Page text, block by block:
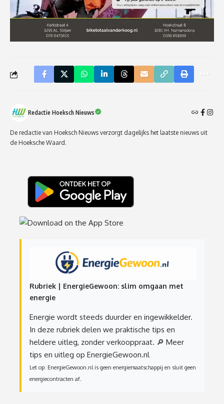
Redactie Hoeksch Nieuws
De redactie van Hoeksch Nieuws verzorgt dagelijks het laatste nieuws uit
de Hoeksche Waard.
Rubriek | EnergieGewoon: slim omgaan met
energie
Energie wordt steeds duurder en ingewikkelder.
In deze rubriek delen we praktische tips en
heldere uitleg, zonder verkooppraat. 🔎 Meer
tips en uitleg op EnergieGewoon.nl
Let op: EnergieGewoon.nl is geen energiemaatschappij en sluit geen
energiecontracten af.